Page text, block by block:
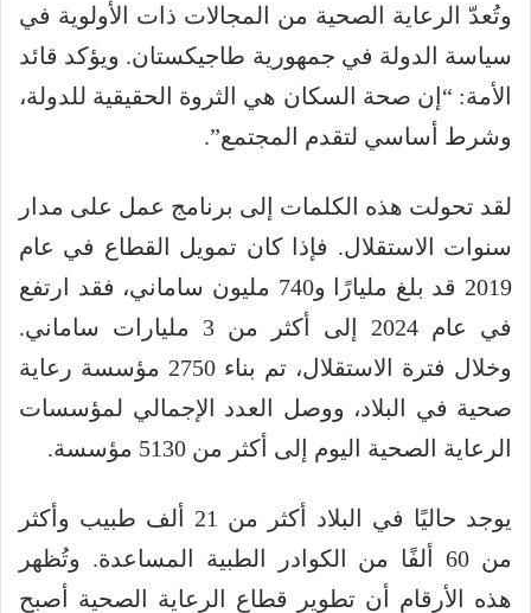
وتُعدّ الرعاية الصحية من المجالات ذات الأولوية في
سياسة الدولة في جمهورية طاجيكستان. ويؤكد قائد
الأمة: “إن صحة السكان هي الثروة الحقيقية للدولة،
وشرط أساسي لتقدم المجتمع”.
لقد تحولت هذه الكلمات إلى برنامج عمل على مدار
سنوات الاستقلال. فإذا كان تمويل القطاع في عام
2019 قد بلغ مليارًا و740 مليون ساماني، فقد ارتفع
في عام 2024 إلى أكثر من 3 مليارات ساماني.
وخلال فترة الاستقلال، تم بناء 2750 مؤسسة رعاية
صحية في البلاد، ووصل العدد الإجمالي لمؤسسات
الرعاية الصحية اليوم إلى أكثر من 5130 مؤسسة.
يوجد حاليًا في البلاد أكثر من 21 ألف طبيب وأكثر
من 60 ألفًا من الكوادر الطبية المساعدة. وتُظهر
هذه الأرقام أن تطوير قطاع الرعاية الصحية أصبح